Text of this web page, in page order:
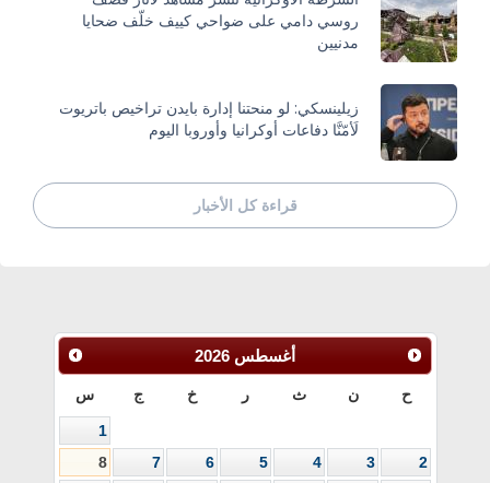
روسي دامي على ضواحي كييف خلّف ضحايا
مدنيين
زيلينسكي: لو منحتنا إدارة بايدن تراخيص باتريوت
لَأمّنَّا دفاعات أوكرانيا وأوروبا اليوم
قراءة كل الأخبار
أغسطس 2026
ح ن ث ر خ ج س
1
2
3
4
5
6
7
8